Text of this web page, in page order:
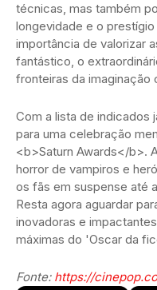
técnicas, mas também
longevidade e o
importância de valorizar
fantástico, o
fronteiras da imaginação
Com a lista de indicados
para uma celebração
<b>Saturn Awards</b>.
horror de vampiros e
os fãs em suspense até
Resta agora aguardar
inovadoras e
máximas do 'Oscar da
Fonte: https://